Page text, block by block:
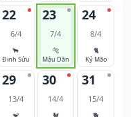
22
6/4
🐂
Đinh Sửu
23
7/4
🐅
Mậu Dần
24
8/4
🐈
Kỷ Mão
29
13/4
30
14/4
31
15/4